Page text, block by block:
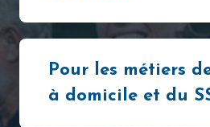
Pour les métiers
à domicile et du